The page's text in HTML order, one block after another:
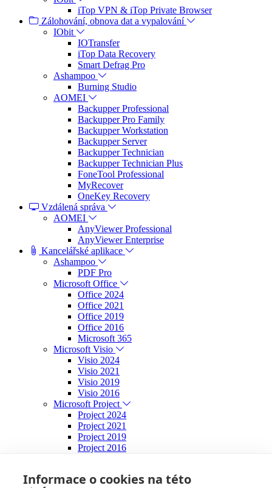
iTop VPN & iTop Private Browser
Zálohování, obnova dat a vypalování
IObit
IOTransfer
iTop Data Recovery
Smart Defrag Pro
Ashampoo
Burning Studio
AOMEI
Backupper Professional
Backupper Pro Family
Backupper Workstation
Backupper Server
Backupper Technician
Backupper Technician Plus
FoneTool Professional
MyRecover
OneKey Recovery
Vzdálená správa
AOMEI
AnyViewer Professional
AnyViewer Enterprise
Kancelářské aplikace
Ashampoo
PDF Pro
Microsoft Office
Office 2024
Office 2021
Office 2019
Office 2016
Microsoft 365
Microsoft Visio
Visio 2024
Visio 2021
Visio 2019
Visio 2016
Microsoft Project
Project 2024
Project 2021
Project 2019
Project 2016
Operační systémy
Informace o cookies na této